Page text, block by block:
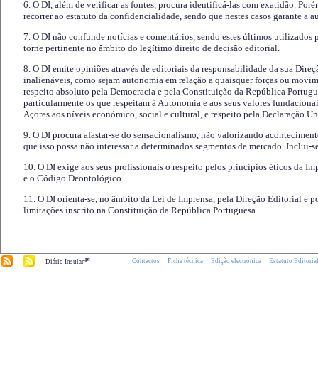
6. O DI, além de verificar as fontes, procura identificá-las com exatidão.
recorrer ao estatuto da confidencialidade, sendo que nestes casos garante a
7. O DI não confunde notícias e comentários, sendo estes últimos utilizados
torne pertinente no âmbito do legítimo direito de decisão editorial.
8. O DI emite opiniões através de editoriais da responsabilidade da sua
inalienáveis, como sejam autonomia em relação a quaisquer forças ou
respeito absoluto pela Democracia e pela Constituição da República
particularmente os que respeitam à Autonomia e aos seus valores
Açores aos níveis económico, social e cultural, e respeito pela Declaração
9. O DI procura afastar-se do sensacionalismo, não valorizando
que isso possa não interessar a determinados segmentos de mercado.
10. O DI exige aos seus profissionais o respeito pelos princípios éticos da
e o Código Deontológico.
11. O DI orienta-se, no âmbito da Lei de Imprensa, pela Direção Editorial e
limitações inscrito na Constituição da República Portuguesa.
Diário Insular.pt Contactos Ficha técnica Edição electrónica Estatuto Editorial